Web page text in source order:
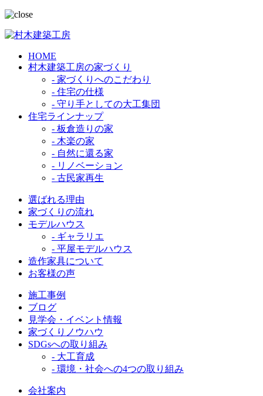
HOME
村木建築工房の家づくり
- 家づくりへのこだわり
- 住宅の仕様
- 守り手としての大工集団
住宅ラインナップ
- 板倉造りの家
- 木楽の家
- 自然に還る家
- リノベーション
- 古民家再生
選ばれる理由
家づくりの流れ
モデルハウス
- ギャラリエ
- 平屋モデルハウス
造作家具について
お客様の声
施工事例
ブログ
見学会・イベント情報
家づくりノウハウ
SDGsへの取り組み
- 大工育成
- 環境・社会への4つの取り組み
会社案内